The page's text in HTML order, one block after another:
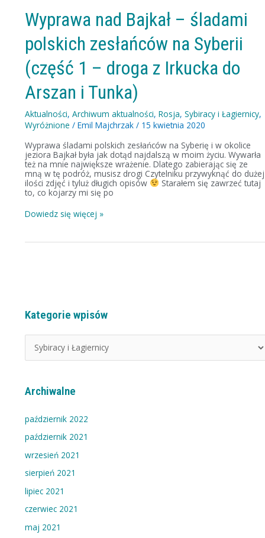
Kategorie wpisów
K
e
o
i
e
w
p
i
s
Archiwalne
październik 2022
październik 2021
wrzesień 2021
sierpień 2021
lipiec 2021
czerwiec 2021
maj 2021
Wyprawa nad Bajkał – śladami
polskich zesłańców na Syberii
(część 1 – droga z Irkucka do
Arszan i Tunka)
Aktualności,Archiwum aktualności,Rosja,Sybiracy i Łagiernicy,
Wyróżnione /Emil Majchrzak/ 15 kwietnia 2020
Wyprawa śladami polskich zesłańców na Syberię i w okolice
jeziora Bajkał była jak dotąd najdalszą w moim życiu. Wywarła
też na mnie największe wrażenie. Dlatego zabierając się ze
mną w tę podróż, musisz drogi Czytelniku przywyknąć do dużej
ilości zdjęć i tyluż długich opisów
Starałem się zawrzeć tutaj
to, co kojarzy mi się po
na
Syberii
(część
1
–
droga
z
Irkucka
do
Arszan
Tunka)
Dowiedz się więcej »